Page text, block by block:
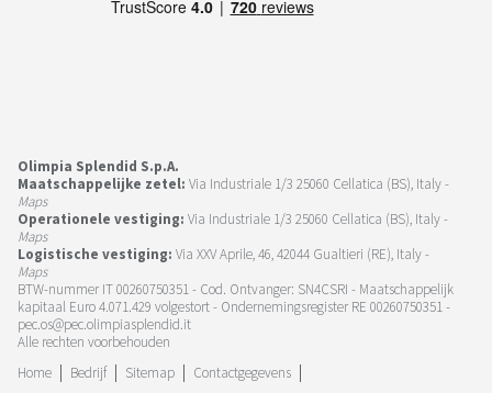
Olimpia Splendid S.p.A.
Maatschappelijke zetel: Via Industriale 1/3 25060 Cellatica (BS), Italy -
Maps
Operationele vestiging: Via Industriale 1/3 25060 Cellatica (BS), Italy -
Maps
Logistische vestiging: Via XXV Aprile, 46, 42044 Gualtieri (RE), Italy -
Maps
BTW-nummer IT 00260750351 - Cod. Ontvanger: SN4CSRI - Maatschappelijk
kapitaal Euro 4.071.429 volgestort - Ondernemingsregister RE 00260750351 -
pec.os@pec.olimpiasplendid.it
Alle rechten voorbehouden
Home
Bedrijf Sitemap Contactgegevens